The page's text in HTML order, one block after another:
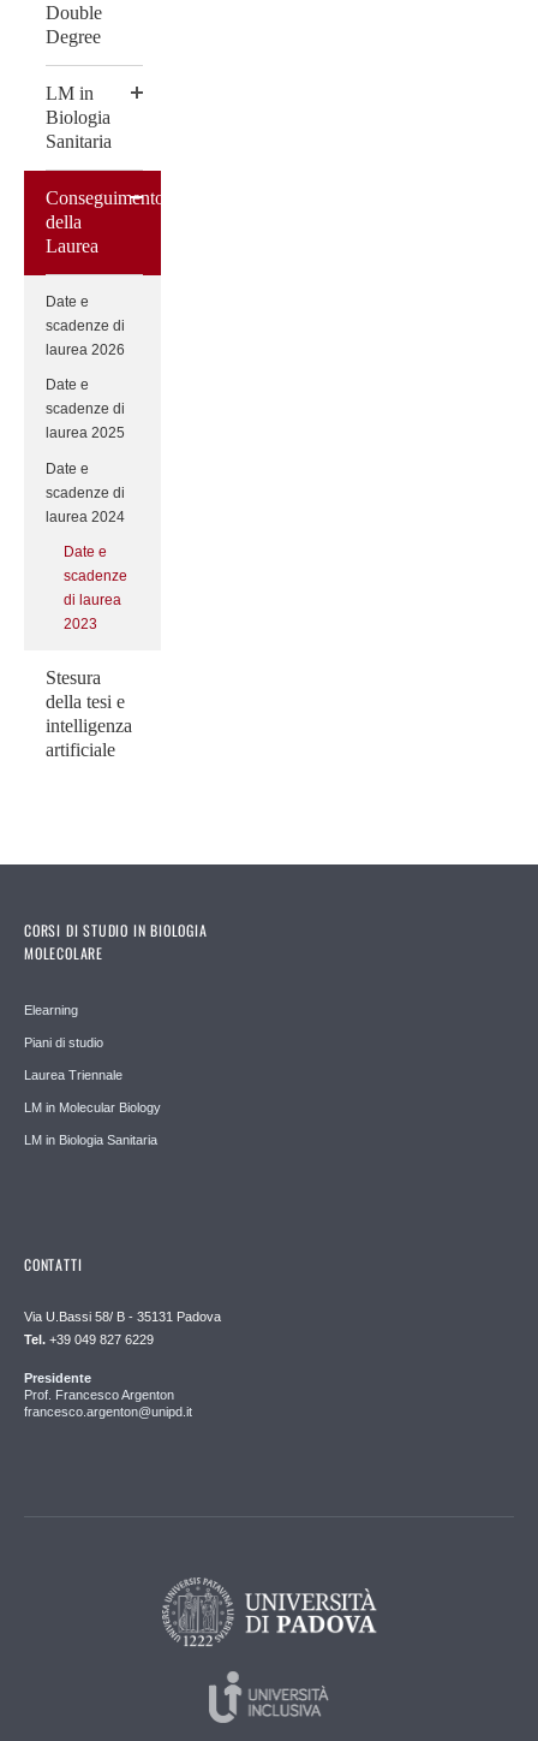
Double
Degree
LM in
Biologia
Sanitaria
Conseguimento
della
Laurea
Date e
scadenze di
laurea 2026
Date e
scadenze di
laurea 2025
Date e
scadenze di
laurea 2024
Date e
scadenze
di laurea
2023
Stesura
della tesi e
intelligenza
artificiale
CORSI DI STUDIO IN BIOLOGIA
MOLECOLARE
Elearning
Piani di studio
Laurea Triennale
LM in Molecular Biology
LM in Biologia Sanitaria
CONTATTI
Via U.Bassi 58/ B - 35131 Padova
Tel. +39 049 827 6229
Presidente
Prof. Francesco Argenton
francesco.argenton@unipd.it